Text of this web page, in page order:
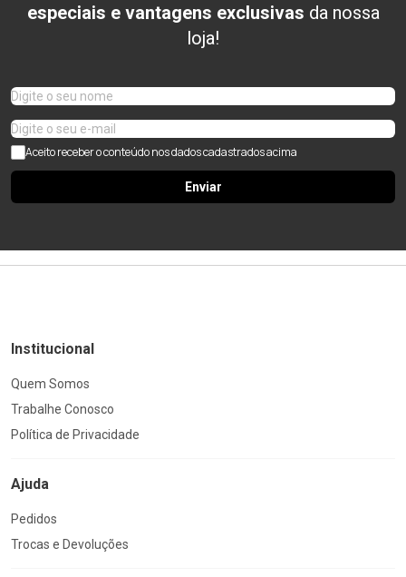
especiais e vantagens exclusivas da nossa
loja!
Aceito receber o conteúdo nos dados cadastrados acima
Enviar
Institucional
Quem Somos
Trabalhe Conosco
Política de Privacidade
Ajuda
Pedidos
Trocas e Devoluções